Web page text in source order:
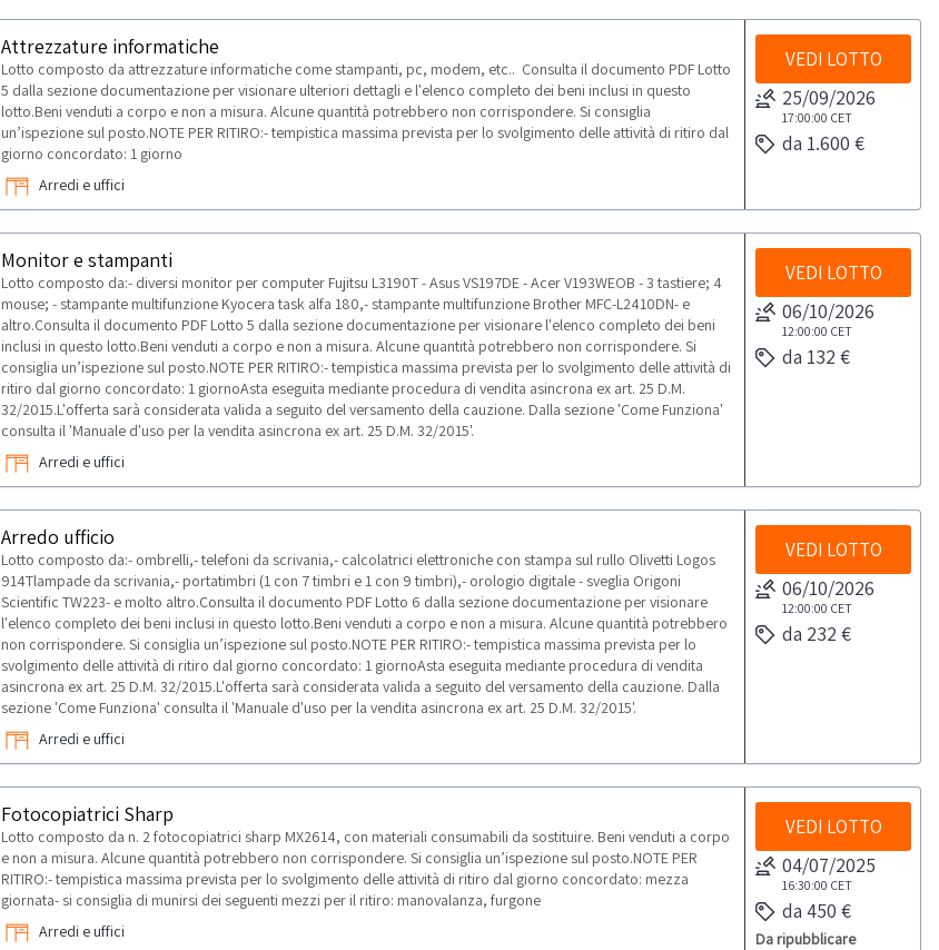
Attrezzature informatiche
Lotto composto da attrezzature informatiche come stampanti, pc, modem, etc.. Consulta il documento PDF Lotto
5 dalla sezione documentazione per visionare ulteriori dettagli e l'elenco completo dei beni inclusi in questo
lotto.Beni venduti a corpo e non a misura. Alcune quantità potrebbero non corrispondere. Si consiglia
un’ispezione sul posto.NOTE PER RITIRO:- tempistica massima prevista per lo svolgimento delle attività di ritiro dal
giorno concordato: 1 giorno
Arredi e uffici
VEDI LOTTO
25/09/2026
17:00:00 CET
da 1.600 €
Monitor e stampanti
Lotto composto da:- diversi monitor per computer Fujitsu L3190T - Asus VS197DE - Acer V193WEOB - 3 tastiere; 4
mouse; - stampante multifunzione Kyocera task alfa 180,- stampante multifunzione Brother MFC-L2410DN- e
altro.Consulta il documento PDF Lotto 5 dalla sezione documentazione per visionare l'elenco completo dei beni
inclusi in questo lotto.Beni venduti a corpo e non a misura. Alcune quantità potrebbero non corrispondere. Si
consiglia un’ispezione sul posto.NOTE PER RITIRO:- tempistica massima prevista per lo svolgimento delle attività di
ritiro dal giorno concordato: 1 giornoAsta eseguita mediante procedura di vendita asincrona ex art. 25 D.M.
32/2015.L'offerta sarà considerata valida a seguito del versamento della cauzione. Dalla sezione 'Come Funziona'
consulta il 'Manuale d'uso per la vendita asincrona ex art. 25 D.M. 32/2015'.
Arredi e uffici
VEDI LOTTO
06/10/2026
12:00:00 CET
da 132 €
Arredo ufficio
Lotto composto da:- ombrelli,- telefoni da scrivania,- calcolatrici elettroniche con stampa sul rullo Olivetti Logos
914Tlampade da scrivania,- portatimbri (1 con 7 timbri e 1 con 9 timbri),- orologio digitale - sveglia Origoni
Scientific TW223- e molto altro.Consulta il documento PDF Lotto 6 dalla sezione documentazione per visionare
l'elenco completo dei beni inclusi in questo lotto.Beni venduti a corpo e non a misura. Alcune quantità potrebbero
non corrispondere. Si consiglia un’ispezione sul posto.NOTE PER RITIRO:- tempistica massima prevista per lo
svolgimento delle attività di ritiro dal giorno concordato: 1 giornoAsta eseguita mediante procedura di vendita
asincrona ex art. 25 D.M. 32/2015.L'offerta sarà considerata valida a seguito del versamento della cauzione. Dalla
sezione 'Come Funziona' consulta il 'Manuale d'uso per la vendita asincrona ex art. 25 D.M. 32/2015'.
Arredi e uffici
VEDI LOTTO
06/10/2026
12:00:00 CET
da 232 €
Fotocopiatrici Sharp
Lotto composto da n. 2 fotocopiatrici sharp MX2614, con materiali consumabili da sostituire. Beni venduti a corpo
e non a misura. Alcune quantità potrebbero non corrispondere. Si consiglia un’ispezione sul posto.NOTE PER
RITIRO:- tempistica massima prevista per lo svolgimento delle attività di ritiro dal giorno concordato: mezza
giornata- si consiglia di munirsi dei seguenti mezzi per il ritiro: manovalanza, furgone
Arredi e uffici
VEDI LOTTO
04/07/2025
16:30:00 CET
da 450 €
Da ripubblicare